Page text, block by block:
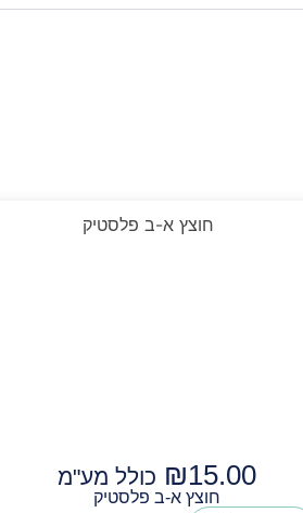
₪15.00 כולל מע"מ
חוצץ א-ב פלסטיק